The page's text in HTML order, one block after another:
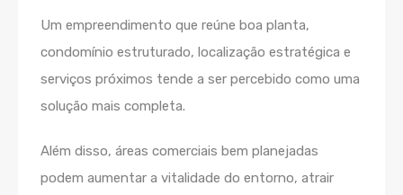
Um empreendimento que reúne boa planta,
condomínio estruturado, localização estratégica e
serviços próximos tende a ser percebido como uma
solução mais completa.
Além disso, áreas comerciais bem planejadas
podem aumentar a vitalidade do entorno, atrair